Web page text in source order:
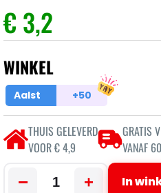
€ 3,2
WINKEL
Aalst +50
THUIS GELEVERD
VOOR € 4,9
GRATIS
VANAF
− + In